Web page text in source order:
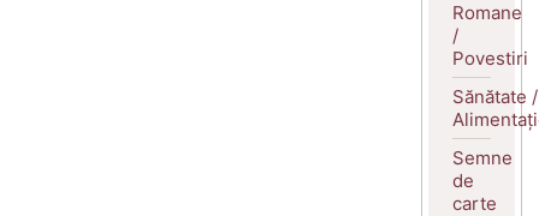
Romane
/
Povestiri
Sănătate /
Semne
de
carte